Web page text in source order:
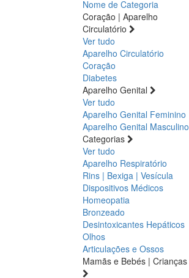
Nome de Categoria
Coração | Aparelho
Circulatório
Ver tudo
Aparelho Circulatório
Coração
Diabetes
Aparelho Genital
Ver tudo
Aparelho Genital Feminino
Aparelho Genital Masculino
Categorias
Ver tudo
Aparelho Respiratório
Rins | Bexiga | Vesícula
Dispositivos Médicos
Homeopatia
Bronzeado
Desintoxicantes Hepáticos
Olhos
Articulações e Ossos
Mamãs e Bebés | Crianças